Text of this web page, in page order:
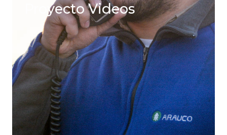
Proyecto Videos